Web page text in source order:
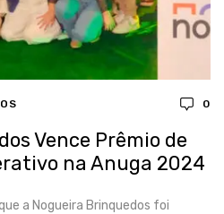
0
Vence Prêmio de
na Anuga 2024
a Nogueira Brinquedos foi